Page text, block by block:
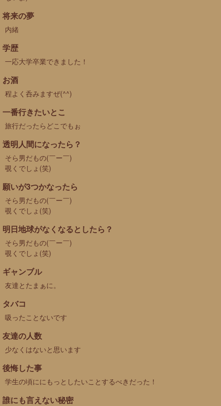
将来の夢
内緒
学歴
一応大学卒業できました！
お酒
程よく呑みますぜ(^^)
一番行きたいとこ
旅行だったらどこでもぉ
透明人間になったら？
そら男だもの(￣ー￣)
覗くでしょ(笑)
願いが3つかなったら
そら男だもの(￣ー￣)
覗くでしょ(笑)
明日地球がなくなるとしたら？
そら男だもの(￣ー￣)
覗くでしょ(笑)
ギャンブル
友達とたまぁに。
タバコ
吸ったことないです
友達の人数
少なくはないと思います
後悔した事
学生の頃ににもっとしたいことするべきだった！
誰にも言えない秘密